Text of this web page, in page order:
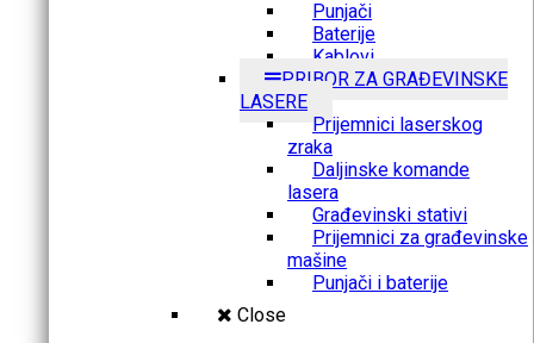
Punjači
Baterije
Kablovi
PRIBOR ZA GRAĐEVINSKE
LASERE
Prijemnici laserskog
zraka
Daljinske komande
lasera
Građevinski stativi
Prijemnici za građevinske
mašine
Punjači i baterije
Close